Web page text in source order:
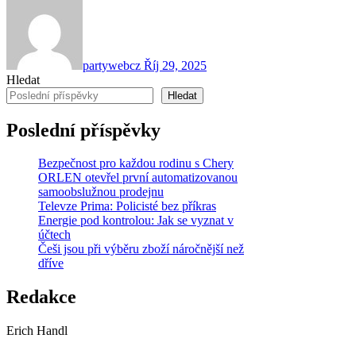
partywebcz Říj 29, 2025
Hledat
Hledat
Poslední příspěvky
Bezpečnost pro každou rodinu s Chery
ORLEN otevřel první automatizovanou
samoobslužnou prodejnu
Televze Prima: Policisté bez příkras
Energie pod kontrolou: Jak se vyznat v
účtech
Češi jsou při výběru zboží náročnější než
dříve
Redakce
Erich Handl